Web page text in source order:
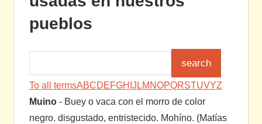
pueblos
To all termsABCDEFGH J LM NOPQRSTUVYZ
Muino- Buey o vaca con el morro de color
negro. disgustado, entristecido. Mohíno. (Matías